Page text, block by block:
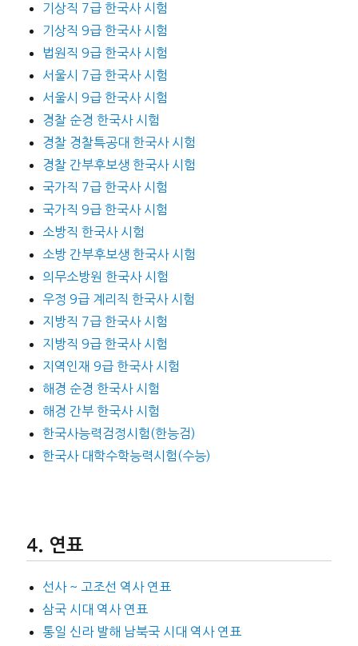
기상직 7급 한국사 시험
기상직 9급 한국사 시험
법원직 9급 한국사 시험
서울시 7급 한국사 시험
서울시 9급 한국사 시험
경찰 순경 한국사 시험
경찰 경찰특공대 한국사 시험
경찰 간부후보생 한국사 시험
국가직 7급 한국사 시험
국가직 9급 한국사 시험
소방직 한국사 시험
소방 간부후보생 한국사 시험
의무소방원 한국사 시험
우정 9급 계리직 한국사 시험
지방직 7급 한국사 시험
지방직 9급 한국사 시험
지역인재 9급 한국사 시험
해경 순경 한국사 시험
해경 간부 한국사 시험
한국사능력검정시험(한능검)
한국사 대학수학능력시험(수능)
연표
선사 ~ 고조선 역사 연표
삼국 시대 역사 연표
통일 신라 발해 남북국 시대 역사 연표